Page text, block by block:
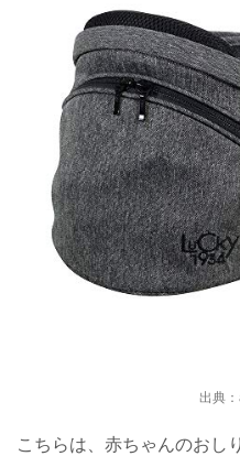
出典
こちらは、赤ちゃんのおし